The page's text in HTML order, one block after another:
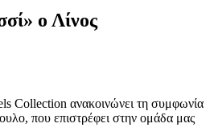
ο Λίνος
ανακοινώνει τη συμφωνία
που επιστρέφει στην ομάδα μας